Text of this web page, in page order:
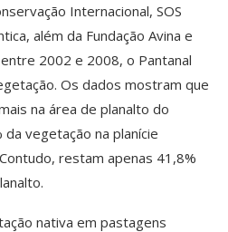
Internacional, SOS
além da Fundação Avina e
2002 e 2008, o Pantanal
Os dados mostram que
na área de planalto do
vegetação na planície
restam apenas 41,8%
nativa em pastagens